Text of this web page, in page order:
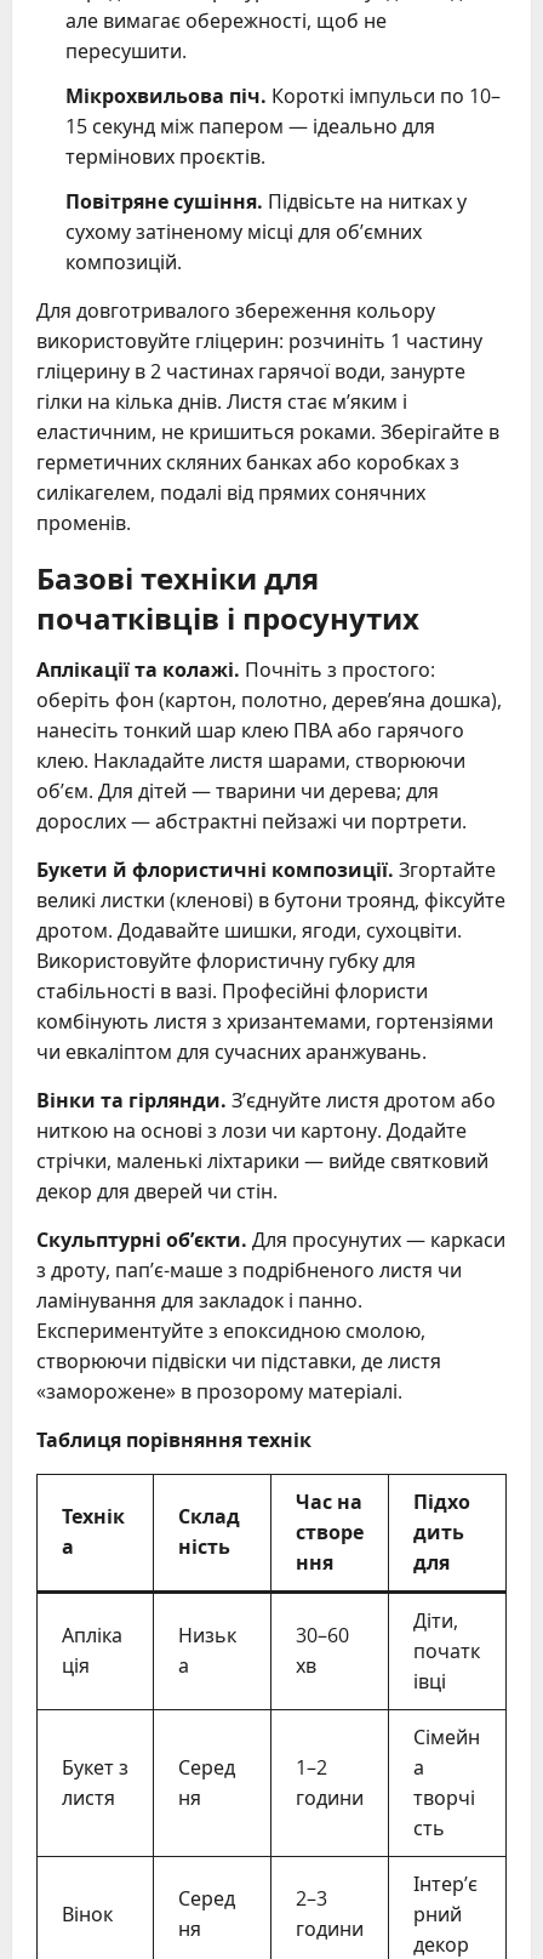
але вимагає обережності, щоб не
пересушити.
Мікрохвильова піч. Короткі імпульси по 10–
15 секунд між папером — ідеально для
термінових проєктів.
Повітряне сушіння. Підвісьте на нитках у
сухому затіненому місці для об’ємних
композицій.
Для довготривалого збереження кольору
використовуйте гліцерин: розчиніть 1 частину
гліцерину в 2 частинах гарячої води, занурте
гілки на кілька днів. Листя стає м’яким і
еластичним, не кришиться роками. Зберігайте в
герметичних скляних банках або коробках з
силікагелем, подалі від прямих сонячних
променів.
Базові техніки для
початківців і просунутих
Аплікації та колажі. Почніть з простого:
оберіть фон (картон, полотно, дерев’яна дошка),
нанесіть тонкий шар клею ПВА або гарячого
клею. Накладайте листя шарами, створюючи
об’єм. Для дітей — тварини чи дерева; для
дорослих — абстрактні пейзажі чи портрети.
Букети й флористичні композиції. Згортайте
великі листки (кленові) в бутони троянд, фіксуйте
дротом. Додавайте шишки, ягоди, сухоцвіти.
Використовуйте флористичну губку для
стабільності в вазі. Професійні флористи
комбінують листя з хризантемами, гортензіями
чи евкаліптом для сучасних аранжувань.
Вінки та гірлянди. З’єднуйте листя дротом або
ниткою на основі з лози чи картону. Додайте
стрічки, маленькі ліхтарики — вийде святковий
декор для дверей чи стін.
Скульптурні об’єкти. Для просунутих — каркаси
з дроту, пап’є-маше з подрібненого листя чи
ламінування для закладок і панно.
Експериментуйте з епоксидною смолою,
створюючи підвіски чи підставки, де листя
«заморожене» в прозорому матеріалі.
Таблиця порівняння технік
Технік
а
Склад
ність
Час на
створе
ння
Підхо
дить
для
Апліка
ція
Низьк
а
30–60
хв
Діти,
початк
івці
Букет з
листя
Серед
ня
1–2
години
Сімейн
а
творчі
сть
Вінок
Серед
ня
2–3
години
Інтер’є
рний
декор